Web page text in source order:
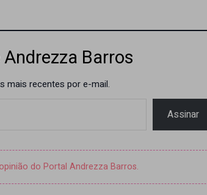
Barros
mais recentes por e-mail.
Assinar
do Portal Andrezza Barros.